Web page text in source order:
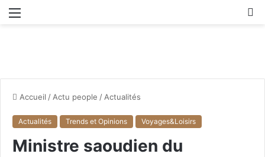
Accueil /Actu people /Actualités
Actualités Trends et Opinions Voyages&Loisirs
Ministre saoudien du